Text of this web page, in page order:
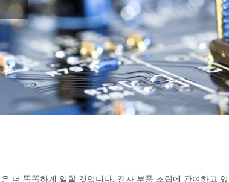
더 똑똑하게 일할 것입니다. 전자 부품 조립에 관여하고